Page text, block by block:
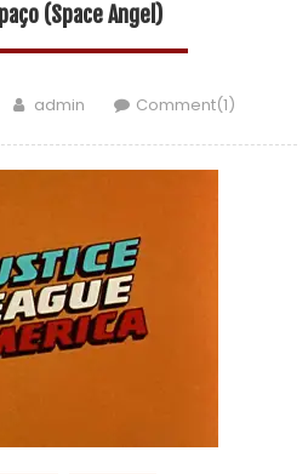
(Space Angel)
admin Comment(1)